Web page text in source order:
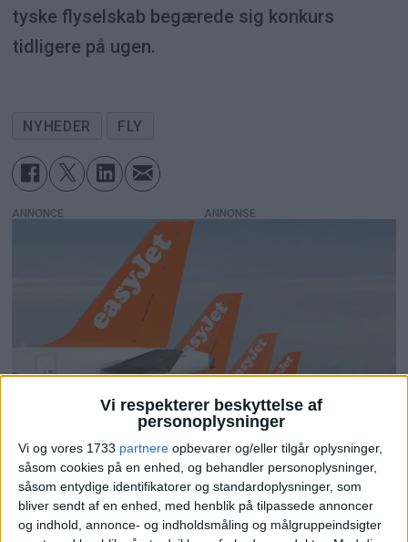
Vi respekterer beskyttelse af
personoplysninger
Vi og vores 1733 partnere opbevarer og/eller tilgår oplysninger,
såsom cookies på en enhed, og behandler personoplysninger,
såsom entydige identifikatorer og standardoplysninger, som
bliver sendt af en enhed, med henblik på tilpassede annoncer
og indhold, annonce- og indholdsmåling og målgruppeindsigter
tyske flyselskab begærede sig konkurs
tidligere på ugen.
NYHEDER FLY
ANNONCE
Apollo køber